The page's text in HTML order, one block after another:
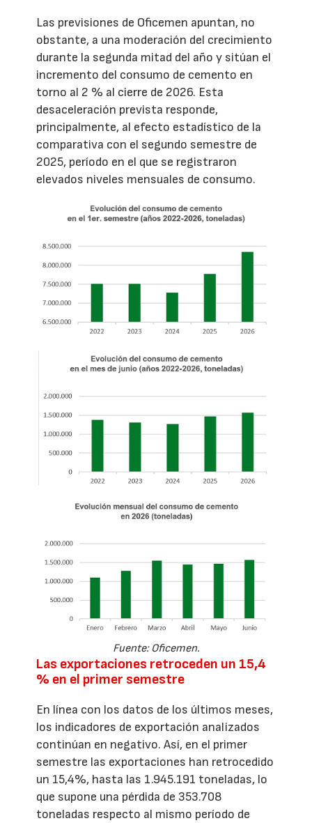
Las previsiones de Oficemen apuntan, no
obstante, a una moderación del crecimiento
durante la segunda mitad del año y sitúan el
incremento del consumo de cemento en
torno al 2 % al cierre de 2026. Esta
desaceleración prevista responde,
principalmente, al efecto estadístico de la
comparativa con el segundo semestre de
2025, período en el que se registraron
elevados niveles mensuales de consumo.
Fuente: Oficemen.
Las exportaciones retroceden un 15,4
% en el primer semestre
En línea con los datos de los últimos meses,
los indicadores de exportación analizados
continúan en negativo. Así, en el primer
semestre las exportaciones han retrocedido
un 15,4%, hasta las 1.945.191 toneladas, lo
que supone una pérdida de 353.708
toneladas respecto al mismo período de